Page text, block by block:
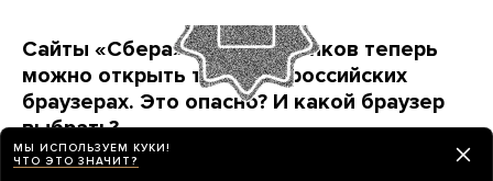
Сайты «Сбера» и других банков теперь
можно открыть только в российских
браузерах. Это опасно? И какой браузер
выбрать?
Короткая инструкция для тех, кто опасается
МЫ ИСПОЛЬЗУЕМ КУКИ!
ЧТО ЭТО ЗНАЧИТ?